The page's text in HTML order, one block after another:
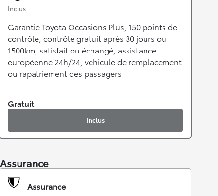
Inclus
Garantie Toyota Occasions Plus, 150 points de
contrôle, contrôle gratuit après 30 jours ou
1500km, satisfait ou échangé, assistance
européenne 24h/24, véhicule de remplacement
ou rapatriement des passagers
Gratuit
Inclus
Assurance
Assurance